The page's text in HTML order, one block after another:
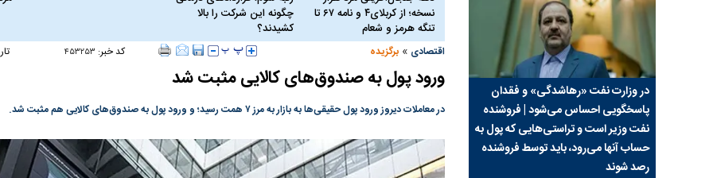
نسخه؛ از کربلای۴ و نامه ۶۷ تا
تنگه هرمز و شعام
چگونه این شرکت را بالا
کشیدند؟
اقتصادی » برگزیده کد خبر: ۴۵۳۲۵۳
ورود پول به صندوق‌های کالایی مثبت شد
در معاملات دیروز ورود پول حقیقی‌ها به بازار به مرز ۷ همت رسید؛ و ورود پول به صندوق‌های کالایی هم مثبت شد.
در وزارت نفت «رهاشدگی» و فقدان
پاسخگویی احساس می‌شود | فروشنده
نفت وزیر است و تراستی‌هایی که پول به
حساب آنها می‌رود، باید توسط فروشنده
رصد شوند
چرا رویای آمریکایی سرنگونی رژیم و
نابودی محور مقاومت تعبیر نشد؟ | پشت
واشنگتن را زمین زد
مطالعه رفتار هیستریک صدا و سیما علیه
کمپین نه به اعدام
پاسخگویی
حساب آنها
رصد شوند